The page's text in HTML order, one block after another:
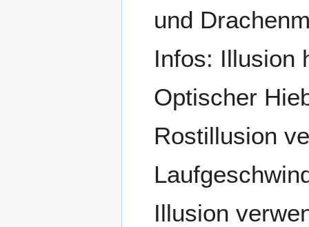
und
Infos: Illusion
Optischer
Rostillusion
Illusion